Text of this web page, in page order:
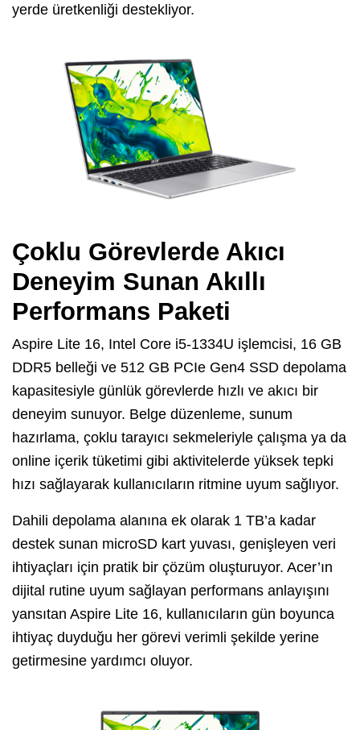
yerde üretkenliği destekliyor.
Çoklu Görevlerde Akıcı
Deneyim Sunan Akıllı
Performans Paketi
Aspire Lite 16, Intel Core i5-1334U işlemcisi, 16 GB
DDR5 belleği ve 512 GB PCIe Gen4 SSD depolama
kapasitesiyle günlük görevlerde hızlı ve akıcı bir
deneyim sunuyor. Belge düzenleme, sunum
hazırlama, çoklu tarayıcı sekmeleriyle çalışma ya da
online içerik tüketimi gibi aktivitelerde yüksek tepki
hızı sağlayarak kullanıcıların ritmine uyum sağlıyor.
Dahili depolama alanına ek olarak 1 TB’a kadar
destek sunan microSD kart yuvası, genişleyen veri
ihtiyaçları için pratik bir çözüm oluşturuyor. Acer’ın
dijital rutine uyum sağlayan performans anlayışını
yansıtan Aspire Lite 16, kullanıcıların gün boyunca
ihtiyaç duyduğu her görevi verimli şekilde yerine
getirmesine yardımcı oluyor.